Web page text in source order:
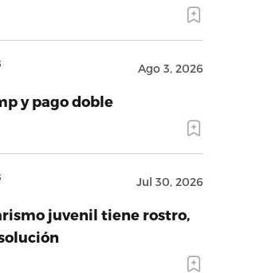
Ago 3, 2026
y pago doble
Jul 30, 2026
juvenil tiene rostro,